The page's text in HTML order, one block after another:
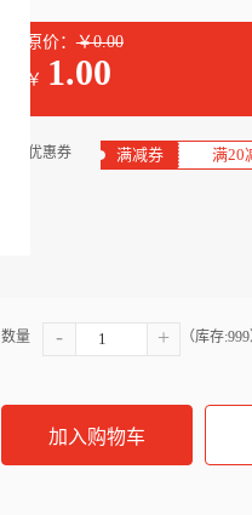
原价：￥0.00
￥ 1.00
优惠券 满减券 满20
数量 - + （库存:999
加入购物车